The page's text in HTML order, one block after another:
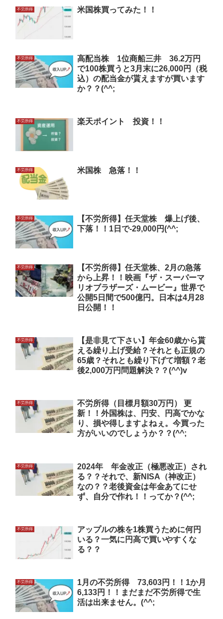
不労所得 米国株買ってみた！！
不労所得
高配当株 1位商船三井 36.2万円
で100株買うと3月末に26,000円（税
込）の配当金が貰えますが買います
か？？(^^;
不労所得 楽天ポイント 投資！！
不労所得 米国株 急落！！
不労所得
【不労所得】任天堂株 爆上げ後、
下落！！1日で-29,000円(^^;
不労所得
【不労所得】任天堂株、2月の急落
から上昇！！映画『ザ・スーパーマ
リオブラザーズ・ムービー』世界で
公開5日間で500億円。日本は4月28
日公開！！
不労所得
【是非見て下さい】年金60歳から貰
える繰り上げ受給？それとも正規の
65歳？それとも繰り下げて増額？老
後2,000万円問題解決？？(^^)v
不労所得
不労所得（目標月額30万円） 更
新！！外国株は、円安、円高でかな
り、損や得しますよねぇ。今買った
方がいいのでしょうか？？(^^;
不労所得
2024年 年金改正（極悪改正）され
る？？それで、新NISA（神改正）
なの？？老後資金は年金あてにせ
ず、自分で作れ！！ってか？(^^;
不労所得
アップルの株を1株買うために何円
いる？一気に円高で買いやすくな
る？？
不労所得
1月の不労所得 73,603円！！1か月
6,133円！！まだまだ不労所得で生
活は出来ません。(^^;